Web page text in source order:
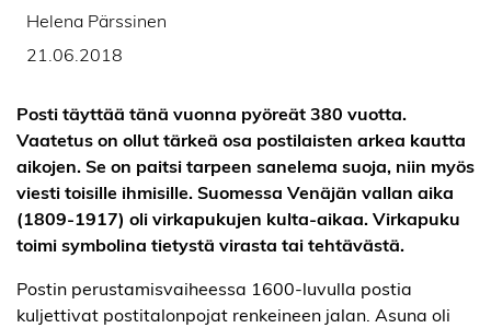
Helena Pärssinen
21.06.2018
Posti täyttää tänä vuonna pyöreät 380 vuotta.
Vaatetus on ollut tärkeä osa postilaisten arkea kautta
aikojen. Se on paitsi tarpeen sanelema suoja, niin myös
viesti toisille ihmisille. Suomessa Venäjän vallan aika
(1809-1917) oli virkapukujen kulta-aikaa. Virkapuku
toimi symbolina tietystä virasta tai tehtävästä.
Postin perustamisvaiheessa 1600-luvulla postia
kuljettivat postitalonpojat renkeineen jalan. Asuna oli